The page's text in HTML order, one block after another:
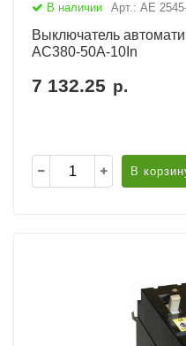
В наличии Арт.: АЕ
Выключатель
AC380-50А-10In
7 132.25 р.
В